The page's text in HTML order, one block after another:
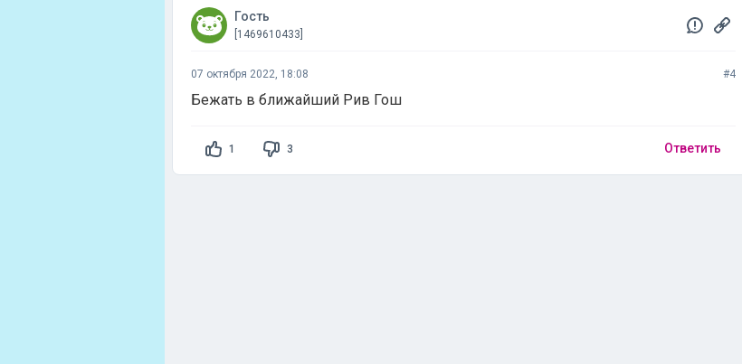
Гость
[1469610433]
07 октября 2022, 18:08 #4
Бежать в ближайший Рив Гош
1 3 Ответить